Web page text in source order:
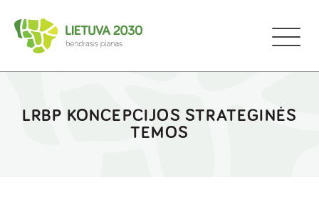
LRBP KONCEPCIJOS STRATEGINĖS
TEMOS